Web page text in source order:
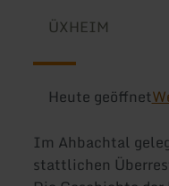
ÜXHEIM
Heute geöffnet
Im Ahbachtal
stattlichen